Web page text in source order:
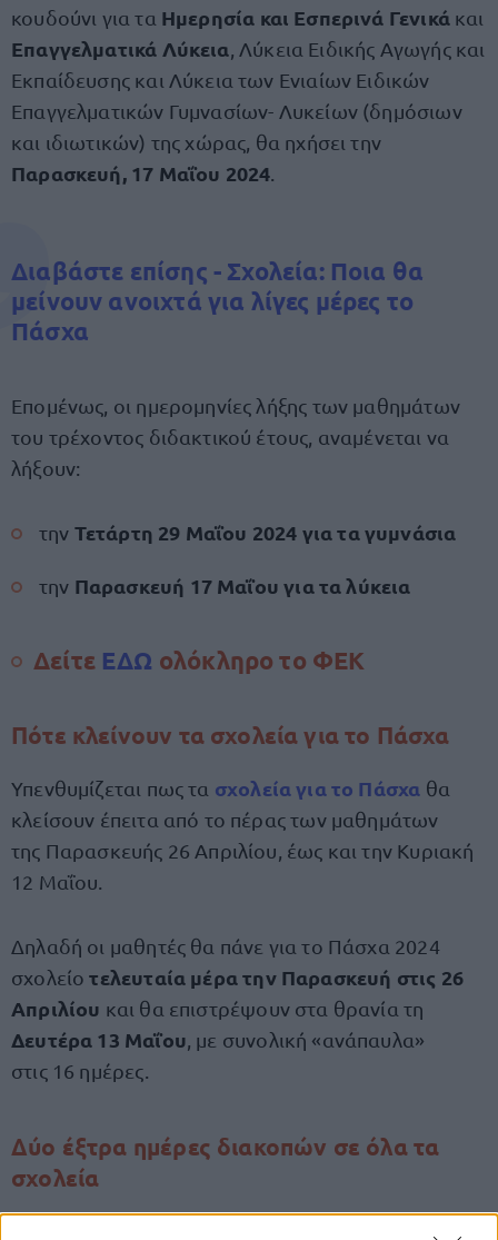
κουδούνι για τα Ημερησία και Εσπερινά Γενικά και
Επαγγελματικά Λύκεια , Λύκεια Ειδικής Αγωγής και
Εκπαίδευσης και Λύκεια των Ενιαίων Ειδικών
Επαγγελματικών Γυμνασίων- Λυκείων (δημόσιων
και ιδιωτικών) της χώρας, θα ηχήσει την
Παρασκευή, 17 Μαΐου 2024
Διαβάστε επίσης - Σχολεία: Ποια θα
μείνουν ανοιχτά για λίγες μέρες το
Πάσχα
Επομένως, οι ημερομηνίες λήξης των μαθημάτων
του τρέχοντος διδακτικού έτους, αναμένεται να
λήξουν:
την Τετάρτη 29 Μαΐου 2024 για τα γυμνάσια
την Παρασκευή 17 Μαΐου για τα λύκεια
Δείτε ΕΔΩ ολόκληρο το ΦΕΚ
Πότε κλείνουν τα σχολεία για το Πάσχα
Υπενθυμίζεται πως τα σχολεία για το Πάσχα θα
κλείσουν έπειτα από το πέρας των μαθημάτων
της Παρασκευής 26 Απριλίου, έως και την Κυριακή
12 Μαΐου.
Δηλαδή οι μαθητές θα πάνε για το Πάσχα 2024
σχολείοτελευταία μέρα την Παρασκευή στις 26
Απριλίου και θα επιστρέψουν στα θρανία τη
Δευτέρα 13 Μαΐου , με συνολική «ανάπαυλα»
στις 16 ημέρες.
Δύο έξτρα ημέρες διακοπών σε όλα τα
σχολεία